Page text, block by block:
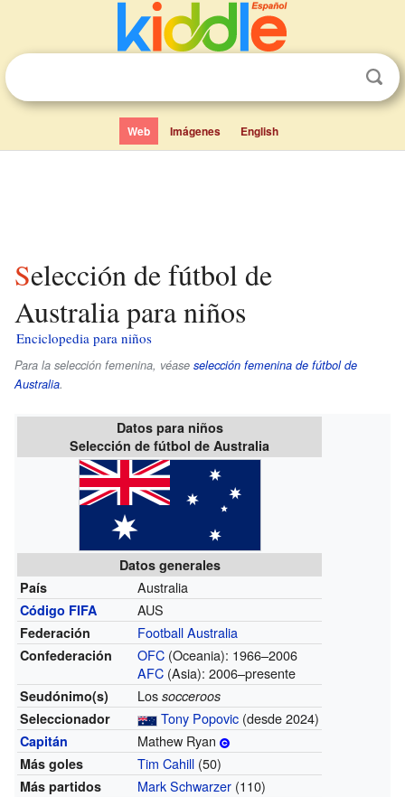
Web Imágenes English
Selección de fútbol de
Australia para niños
Enciclopedia para niños
Para la selección femenina, véase selección femenina de fútbol de
Australia.
Datos para niños
Selección de fútbol de Australia
Datos generales
País
Australia
Código FIFA AUS
Federación Football Australia
Confederación OFC (Oceania): 1966–2006
AFC (Asia): 2006–presente
Seudónimo(s) Lossocceroos
Seleccionador
Tony Popovic (desde 2024)
Capitán Mathew Ryan
Más goles Tim Cahill (50)
Más partidos Mark Schwarzer (110)